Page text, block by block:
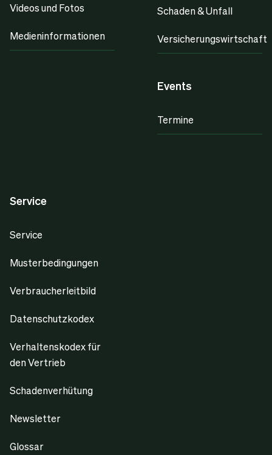
Videos und Fotos
Medieninformationen
Schaden & Unfall
Versicherungswirtschaft
Events
Termine
Service
Service
Musterbedingungen
Verbraucherleitbild
Datenschutzkodex
Verhaltenskodex für
den Vertrieb
Schadenverhütung
Newsletter
Glossar